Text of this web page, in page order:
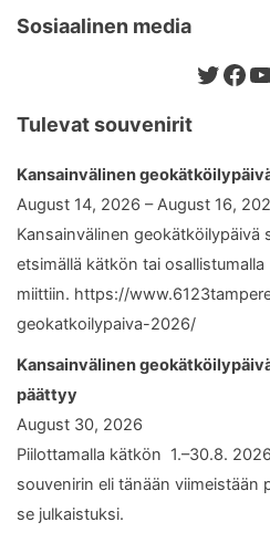
Sosiaalinen media
Tulevat souvenirit
Kansainvälinen
August 14, 2026 – August 16,
Kansainvälinen geokätköilypäivä
etsimällä kätkön tai osallistumalla
miittiin. https://
geokatkoilypaiva-2026/
Kansainvälinen
päättyy
August 30, 2026
Piilottamalla kätkön 1.–30.8.
souvenirin eli tänään viimeistään
se julkaistuksi.